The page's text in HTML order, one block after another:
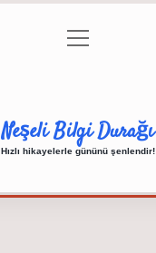
Gizlilik Politikası
menüyü
aç
Neşeli Bilgi Durağı
Hızlı hikayelerle gününü şenlendir!